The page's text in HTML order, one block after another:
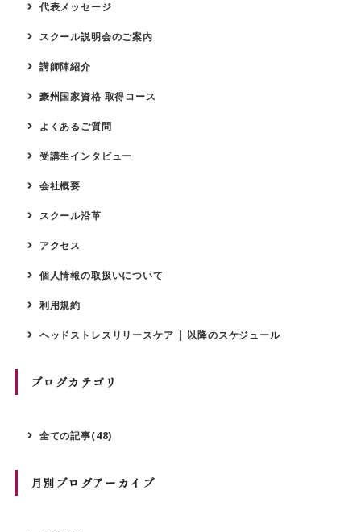
代表メッセージ
スクール説明会のご案内
講師陣紹介
豪州国家資格 取得コース
よくあるご質問
受講生インタビュー
会社概要
スクール沿革
アクセス
個人情報の取扱いについて
利用規約
ヘッドストレスリリースケア | 以降のスケジュール
ブログカテゴリ
全ての記事(48)
月別ブログアーカイブ